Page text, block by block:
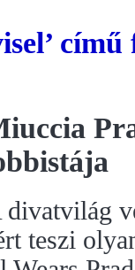
divatvilág
teszi